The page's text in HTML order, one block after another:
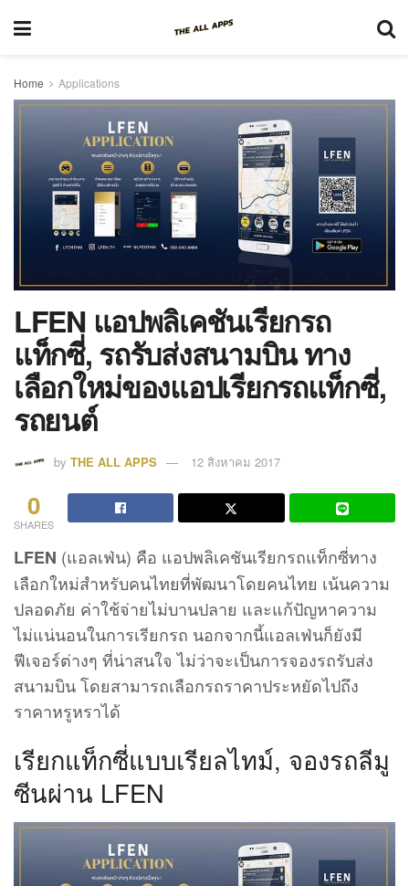
Home Applications
LFEN แอปพลิเคชันเรียกรถ
แท็กซี่, รถรับส่งสนามบิน ทาง
เลือกใหม่ของแอปเรียกรถแท็กซี่,
รถยนต์
by THE ALL APPS 12 สิงหาคม 2017
0
SHARES
LFEN (แอลเฟ่น) คือ แอปพลิเคชันเรียกรถแท็กซี่ทาง
เลือกใหม่สำหรับคนไทยที่พัฒนาโดยคนไทย เน้นความ
ปลอดภัย ค่าใช้จ่ายไม่บานปลาย และแก้ปัญหาความ
ไม่แน่นอนในการเรียกรถ นอกจากนี้แอลเฟ่นก็ยังมี
ฟีเจอร์ต่างๆ ที่น่าสนใจ ไม่ว่าจะเป็นการจองรถรับส่ง
สนามบิน โดยสามารถเลือกรถราคาประหยัดไปถึง
ราคาหรูหราได้
เรียกแท็กซี่แบบเรียลไทม์, จองรถลีมู
ซีนผ่าน LFEN